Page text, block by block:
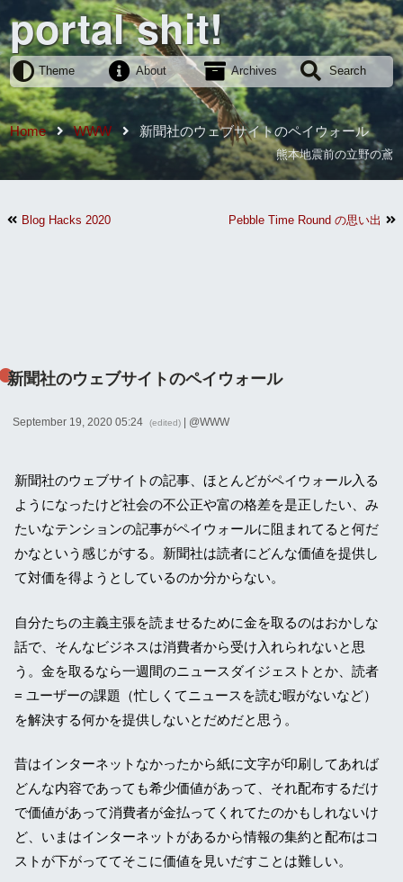
portal shit!
Theme About Archives Search
Home WWW 新聞社のウェブサイトのペイウォール
熊本地震前の立野の鳶
Blog Hacks 2020 Pebble Time Round の思い出
新聞社のウェブサイトのペイウォール
September 19, 2020 05:24 (edited) | @WWW
新聞社のウェブサイトの記事、ほとんどがペイウォール入る
ようになったけど社会の不公正や富の格差を是正したい、み
たいなテンションの記事がペイウォールに阻まれてると何だ
かなという感じがする。新聞社は読者にどんな価値を提供し
て対価を得ようとしているのか分からない。
自分たちの主義主張を読ませるために金を取るのはおかしな
話で、そんなビジネスは消費者から受け入れられないと思
う。金を取るなら一週間のニュースダイジェストとか、読者
= ユーザーの課題（忙しくてニュースを読む暇がないなど）
を解決する何かを提供しないとだめだと思う。
昔はインターネットなかったから紙に文字が印刷してあれば
どんな内容であっても希少価値があって、それ配布するだけ
で価値があって消費者が金払ってくれてたのかもしれないけ
ど、いまはインターネットがあるから情報の集約と配布はコ
ストが下がっててそこに価値を見いだすことは難しい。